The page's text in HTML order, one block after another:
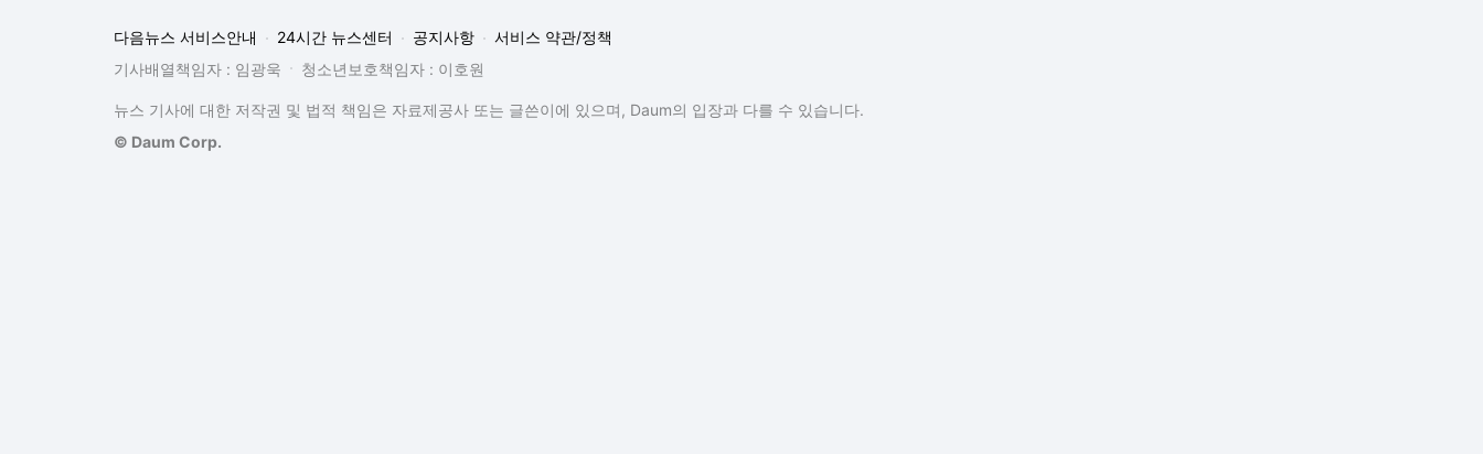
다음뉴스 서비스안내 24시간 뉴스센터 공지사항
서비스 약관/정책
기사배열책임자 : 임광욱
청소년보호책임자 : 이호원
뉴스 기사에 대한 저작권 및 법적 책임은 자료제공사 또는 글쓴이에 있으며, Daum의 입장과 다를 수 있습니다.
© Daum Corp.